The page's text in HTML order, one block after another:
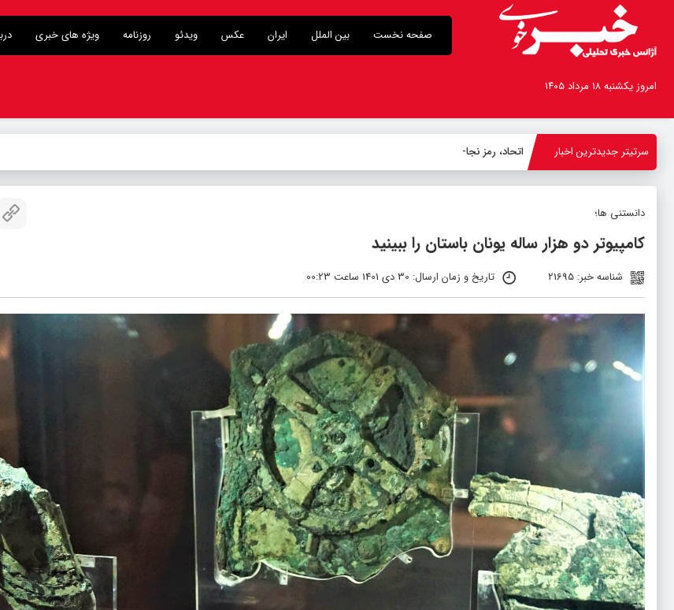
صفحه نخست بین الملل ایران عکس ویدئو روزنامه ویژه های خبری
امروز یکشنبه ۱۸ مرداد ۱۴۰۵
سرتیتر جدیدترین اخبار اتحاد، رمز نجات امت اسلامی و زمینه‌ساز
دانستنی ها؛
کامپیوتر دو هزار ساله یونان باستان را ببینید
شناسه خبر: 21695 تاریخ و زمان ارسال: 30 دی 1401 ساعت 00:23